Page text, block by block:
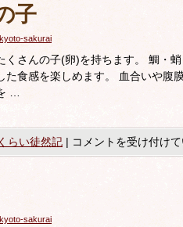
子
kyoto-sakurai
くさんの子(卵)を持ちます。 鯛・
た食感を楽しめます。 血合いや腹
…
らい徒然記 | コメントを受け付け
kyoto-sakurai